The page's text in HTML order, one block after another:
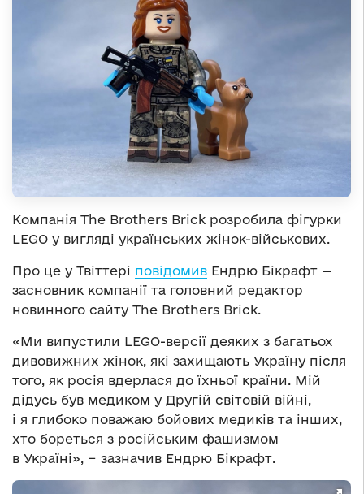
Компанія The Brothers Brick розробила фігурки
LEGO у вигляді українських жінок-військових.
Про це у Твіттері повідомив Ендрю Бікрафт —
засновник компанії та головний редактор
новинного сайту The Brothers Brick.
«Ми випустили LEGO-версії деяких з багатьох
дивовижних жінок, які захищають Україну після
того, як росія вдерлася до їхньої країни. Мій
дідусь був медиком у Другій світовій війні,
і я глибоко поважаю бойових медиків та інших,
хто бореться з російським фашизмом
в Україні», − зазначив Ендрю Бікрафт.